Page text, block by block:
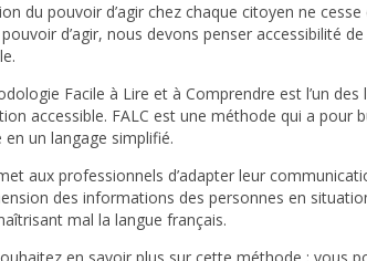
du pouvoir d’agir chez chaque citoyen ne
d’agir, nous devons penser accessibilité de
Facile à Lire et à Comprendre est l’un des
accessible. FALC est une méthode qui a pour
en un langage simplifié.
aux professionnels d’adapter leur
des informations des personnes en
mal la langue français.